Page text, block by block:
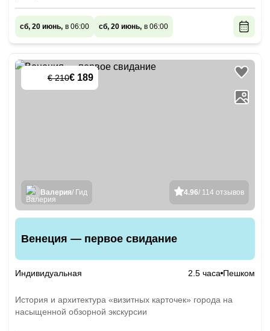
сб, 20 июнь, в 06:00 сб, 20 июнь, в 06:00
€ 210€ 189
4.96/ 114 отзывов
Валерия/ Гид
Венеция — первое свидание
Индивидуальная 2.5 часа Пешком
История и архитектура «визитных карточек» города на
насыщенной обзорной экскурсии